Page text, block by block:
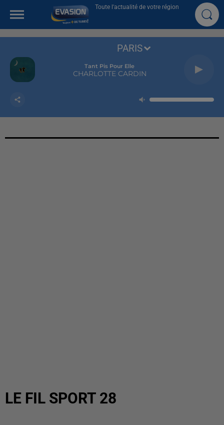
Toute l'actualité de votre région
Tant Pis Pour Elle
CHARLOTTE CARDIN
PARIS
LE FIL SPORT 28